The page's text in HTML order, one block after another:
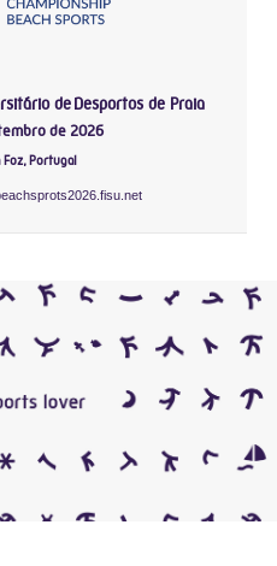
de Desportos de Praia
de 2026
Portugal